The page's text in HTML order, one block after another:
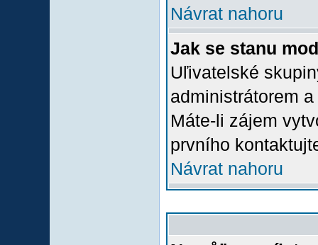
Návrat nahoru
Jak se stanu
Uľivatelské
administrátorem
Máte-li zájem
prvního
Návrat nahoru